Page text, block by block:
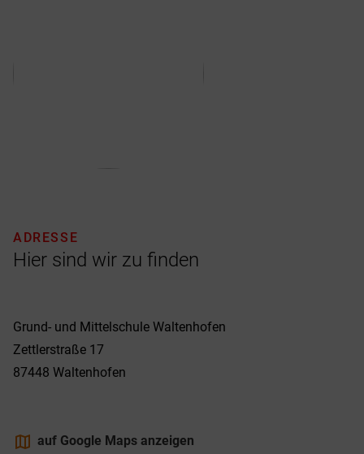
Hier sind wir zu finden
ADRESSE
Grund- und Mittelschule Waltenhofen
Zettlerstraße 17
87448 Waltenhofen
mapsauf Google Maps anzeigen